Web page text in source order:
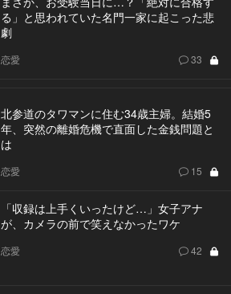
る」と思われていた名門一家に起こった悲
劇
恋愛 33
北参道のタワマンに住む34歳主婦。結婚5
年、突然の離婚危機で直面した金銭問題と
は
恋愛 15
「収録は上手くいったけど…」女子アナ
が、カメラの前で笑えなかったワケ
恋愛 42